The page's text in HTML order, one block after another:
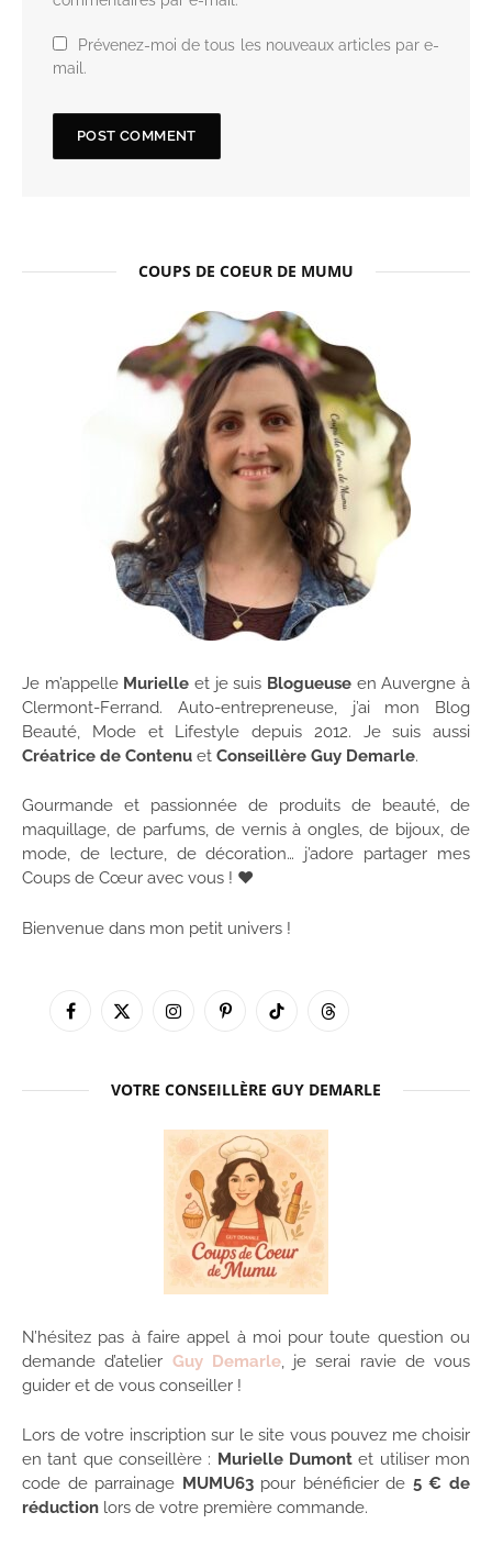
Prévenez-moi de tous les nouveaux articles par e-
mail.
COUPS DE COEUR DE MUMU
Je m’appelle Murielle et je suis Blogueuse en Auvergne à
Clermont-Ferrand. Auto-entrepreneuse, j’ai mon Blog
Beauté, Mode et Lifestyle depuis 2012. Je suis aussi
Créatrice de Contenu et Conseillère Guy Demarle.
Gourmande et passionnée de produits de beauté, de
maquillage, de parfums, de vernis à ongles, de bijoux, de
mode, de lecture, de décoration… j’adore partager mes
Coups de Cœur avec vous ! ♥
Bienvenue dans mon petit univers !
Facebook
X
InstagramPinterestTikTok Threads
VOTRE CONSEILLÈRE GUY DEMARLE
N’hésitez pas à faire appel à moi pour toute question ou
demande d’atelier Guy Demarle, je serai ravie de vous
guider et de vous conseiller !
Lors de votre inscription sur le site vous pouvez me choisir
en tant que conseillère : Murielle Dumont et utiliser mon
code de parrainage MUMU63pour bénéficier de 5 € de
réduction lors de votre première commande.